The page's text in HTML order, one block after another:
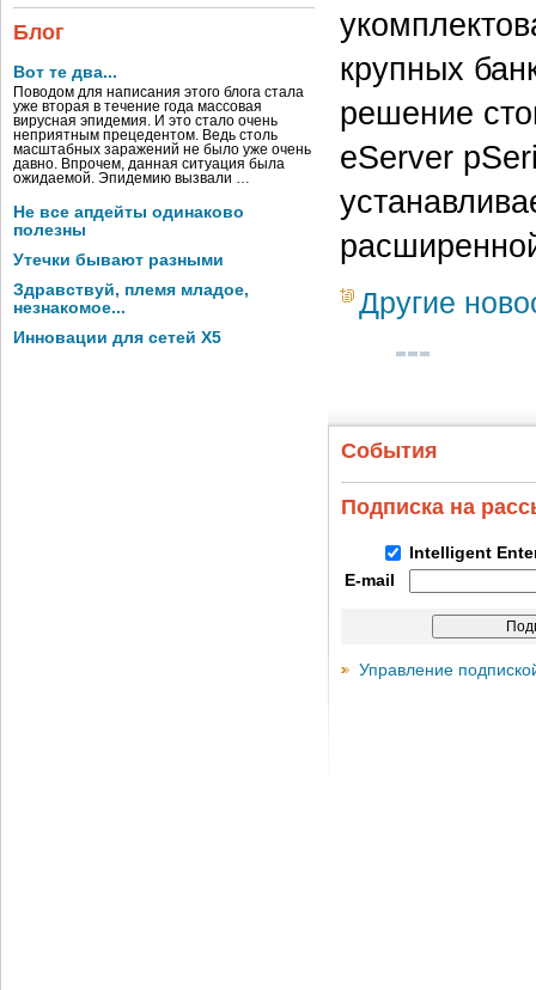
Блог
Вот те два...
Поводом для написания этого блога стала
уже вторая в течение года массовая
вирусная эпидемия. И это стало очень
неприятным прецедентом. Ведь столь
масштабных заражений не было уже очень
давно. Впрочем, данная ситуация была
ожидаемой. Эпидемию вызвали …
Не все апдейты одинаково
полезны
Утечки бывают разными
Здравствуй, племя младое,
незнакомое...
Инновации для сетей X5
крупных
решение
eServer
Другие
События
Подписка на
Intelligent
E-mail
Управление